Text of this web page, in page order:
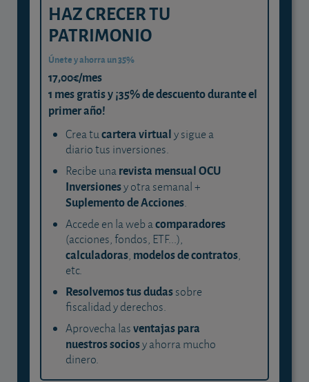
HAZ CRECER TU
PATRIMONIO
Únete y ahorra un 35%
17,00€/mes
1 mes gratis y ¡35% de descuento durante el
primer año!
Crea tucartera virtualy sigue a
diario tus inversiones.
Recibe unarevista mensual OCU
Inversionesy otra semanal +
Suplemento de Acciones.
Accede en la web acomparadores
(acciones, fondos, ETF...),
calculadoras, modelos de contratos,
etc.
Resolvemos tus dudassobre
fiscalidad y derechos.
Aprovecha lasventajas para
nuestros sociosy ahorra mucho
dinero.